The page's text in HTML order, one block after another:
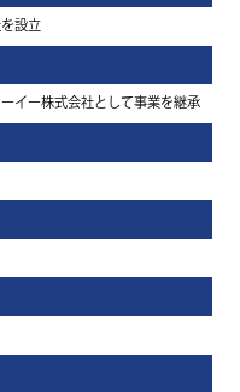
設立
イー株式会社として事業を継承